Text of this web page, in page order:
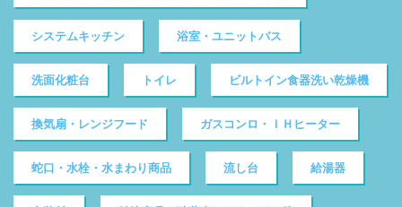
システムキッチン 浴室・ユニットバス
洗面化粧台 トイレ ビルトイン食器洗い乾燥機
換気扇・レンジフード ガスコンロ・ＩＨヒーター
蛇口・水栓・水まわり商品 流し台 給湯器